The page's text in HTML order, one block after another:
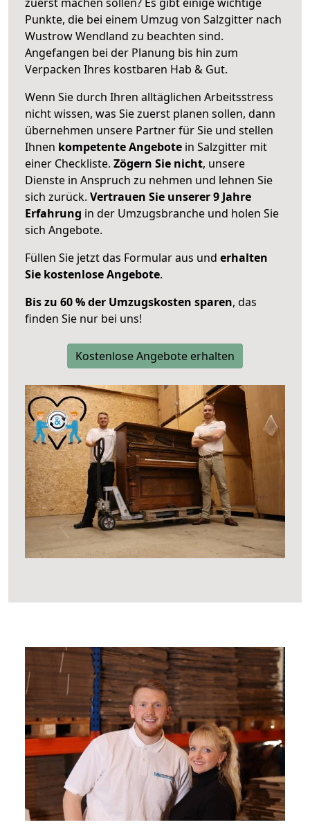
Punkte, die bei einem Umzug von Salzgitter nach
Wustrow Wendland zu beachten sind.
Angefangen bei der Planung bis hin zum
Verpacken Ihres kostbaren Hab & Gut.
Wenn Sie durch Ihren alltäglichen Arbeitsstress
nicht wissen, was Sie zuerst planen sollen, dann
übernehmen unsere Partner für Sie und stellen
Ihnen kompetente Angebote in Salzgitter mit
einer Checkliste. Zögern Sie nicht, unsere
Dienste in Anspruch zu nehmen und lehnen Sie
sich zurück. Vertrauen Sie unserer 9 Jahre
Erfahrung in der Umzugsbranche und holen Sie
sich Angebote.
Füllen Sie jetzt das Formular aus und erhalten
Sie kostenlose Angebote.
Bis zu 60 % der Umzugskosten sparen, das
finden Sie nur bei uns!
Kostenlose Angebote erhalten